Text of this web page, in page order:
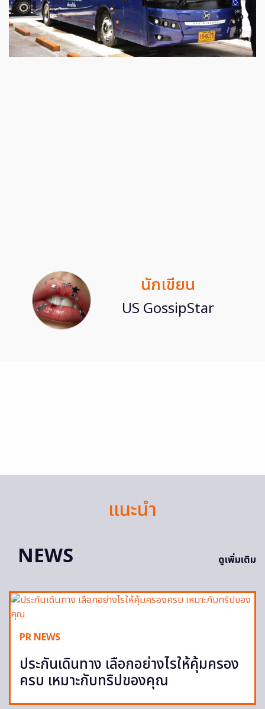
นักเขียน
US GossipStar
แนะนำ
NEWS
ดูเพิ่มเติม
PR NEWS
ประกันเดินทาง เลือกอย่างไรให้คุ้มครอง
ครบ เหมาะกับทริปของคุณ